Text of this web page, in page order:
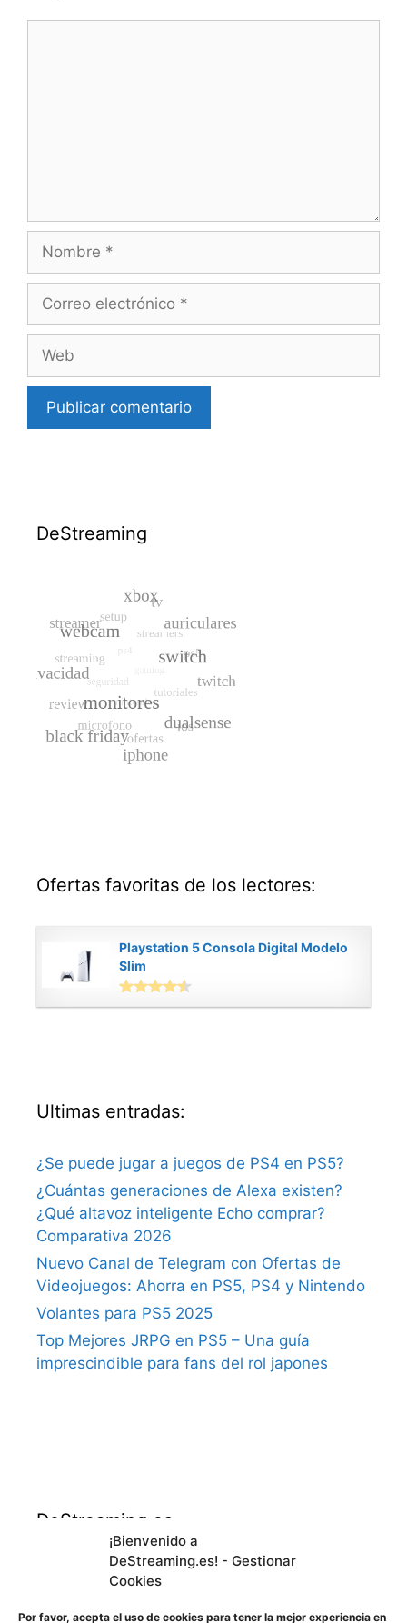
¡Bienvenido a
DeStreaming.es! - Gestionar
Cookies
Por favor, acepta el uso de cookies para tener la mejor experiencia en
electrónico
DeStreaming
Ofertas favoritas de los lectores:
Playstation 5 Consola Digital Modelo
Slim
Ultimas entradas:
¿Se puede jugar a juegos de PS4 en PS5?
¿Cuántas generaciones de Alexa existen?
¿Qué altavoz inteligente Echo comprar?
Comparativa 2026
Nuevo Canal de Telegram con Ofertas de
Videojuegos: Ahorra en PS5, PS4 y Nintendo
Volantes para PS5 2025
Top Mejores JRPG en PS5 – Una guía
imprescindible para fans del rol japones
DeStreaming.es
En calidad de afiliado de Amazon, obtengo
cumplen los requisitos aplicables.